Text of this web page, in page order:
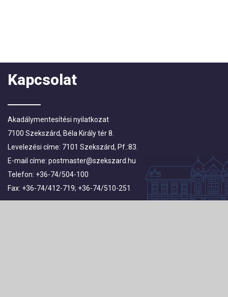
Kapcsolat
Akadálymentesítési nyilatkozat
7100 Szekszárd, Béla Király tér 8.
Levelezési címe: 7101 Szekszárd, Pf.:83.
E-mail címe: postmaster@szekszard.hu
Telefon: +36-74/504-100
Fax: +36-74/412-719; +36-74/510-251